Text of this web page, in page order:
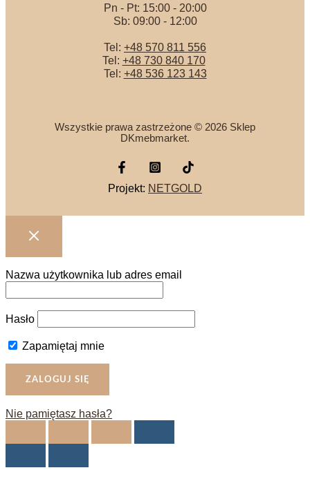
Pn - Pt: 15:00 - 20:00
Sb: 09:00 - 12:00
Tel: +48 570 811 556
Tel: +48 730 840 170
Tel: +48 536 123 143
Wszystkie prawa zastrzeżone © 2026 Sklep
DKmebmarket.
Projekt: NETGOLD
Nazwa użytkownika lub adres email
Hasło
Zapamiętaj mnie
Nie pamiętasz hasła?